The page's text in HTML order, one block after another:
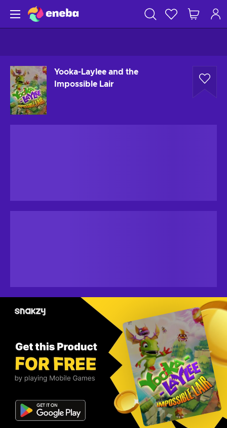
Yooka-Laylee and the
Impossible Lair